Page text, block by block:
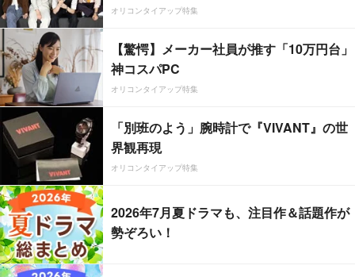
オリコンタイアップ特集
【驚愕】メーカー社員が推す「10万円台」
神コスパPC
オリコンタイアップ特集
「別班のよう」腕時計で『VIVANT』の世
界観再現
オリコンタイアップ特集
2026年7月夏ドラマも、注目作＆話題作が
勢ぞろい！